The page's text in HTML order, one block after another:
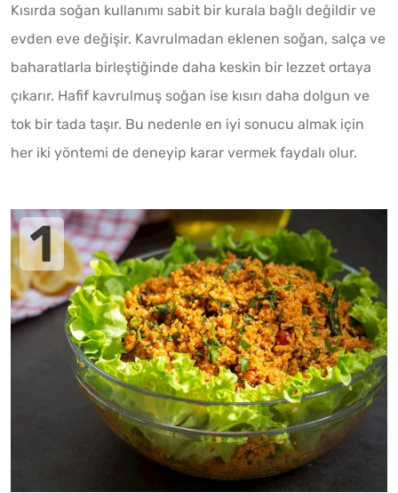
Kısırda soğan kullanımı sabit bir kurala bağlı değildir ve
evden eve değişir. Kavrulmadan eklenen soğan, salça ve
baharatlarla birleştiğinde daha keskin bir lezzet ortaya
çıkarır. Hafif kavrulmuş soğan ise kısırı daha dolgun ve
tok bir tada taşır. Bu nedenle en iyi sonucu almak için
her iki yöntemi de deneyip karar vermek faydalı olur.